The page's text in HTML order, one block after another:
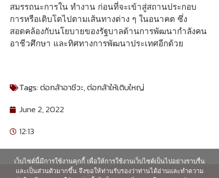
สมรรถนะการใน ทำงาน ก่อนที่จะเข้าสู่สถานประกอบ
การหรือเติบโตไปตามเส้นทางต่าง ๆ ในอนาคต ซึ่ง
สอดคล้องกับนโยบายของรัฐบาลด้านการพัฒนากําลังคน
อาชีวศึกษา และทิศทางการพัฒนาประเทศอีกด้วย
Tags:ต่อกล้าอาชีวะ,ต่อกล้าให้เติบใหญ่
June 2, 2022
12:13
เว็บไซต์นี้มีการใช้งานคุกกี้ เพื่อให้การใช้งานเว็บไซต์เป็นไปอย่างราบรื่น
และเป็นส่วนตัวมากขึ้น จึงขอให้ท่านรับรองว่าท่านได้อ่านและทำความ